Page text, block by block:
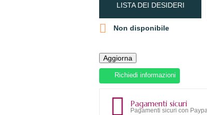
LISTA DEI DESIDERI
 Non disponibile
Richiedi informazioni
Pagamenti sicuri
Pagamenti sicuri con